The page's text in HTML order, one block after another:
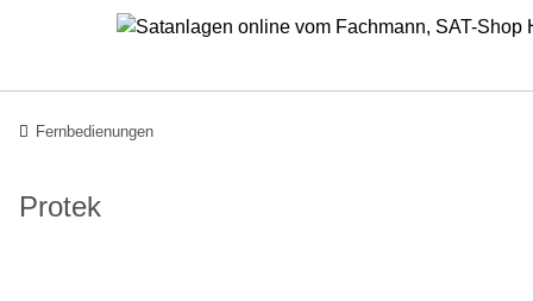
Fernbedienungen
Protek